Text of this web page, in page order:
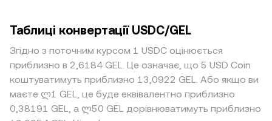
Таблиці конвертації USDC/GEL
Згідно з поточним курсом 1 USDC оцінюється
приблизно в 2,6184 GEL. Це означає, що 5 USD Coin
коштуватимуть приблизно 13,0922 GEL. Або якщо ви
маєте ლ1 GEL, це буде еквівалентно приблизно
0,38191 GEL, а ლ50 GEL дорівнюватимуть приблизно